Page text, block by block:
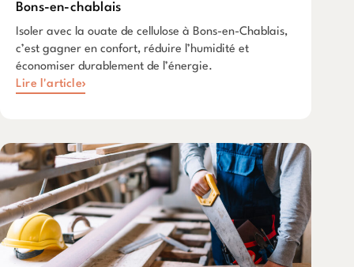
Bons-en-chablais
Isoler avec la ouate de cellulose à Bons-en-Chablais,
c’est gagner en confort, réduire l’humidité et
économiser durablement de l’énergie.
Lire l'article